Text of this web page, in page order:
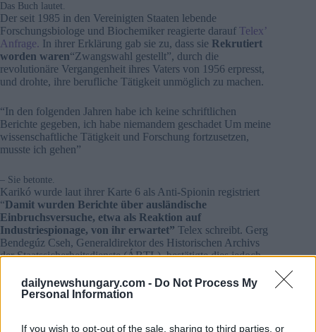
dailynewshungary.com - Do Not Process My
Personal Information
If you wish to opt-out of the sale, sharing to third parties, or
Das Buch lautet.
Der seit 1985 in den Vereinigten Staaten lebende
Forschungsbiologe und Biochemiker reagierte darauf Telex’
Anfrage. In ihrer Erklärung gab sie zu, dass sie Rekrutiert
worden waren“Zwangswahl gestellt”, durch die
revolutionäre Vergangenheit ihres Vaters von 1956 erpresst,
und drohte, ihre berufliche Tätigkeit unmöglich zu machen.
“In den folgenden Jahren habe ich keine schriftlichen
Berichte gegeben, ich habe niemandem geschadet Um meine
wissenschaftliche Tätigkeit und Forschung fortzusetzen,
musste ich gehen”
– Sie betonte.
Karikó wurde laut ihrer Karte 6 als Anti-Spionin registriert
“Damit wurden Berichte über ausländische
Einbruchsversuche, etwa als Reaktion auf
Industriespionage, von ihr erwartet” Telex schreibt. Gerg
Bendegúz Cseh, Generaldirektor des Historischen Archivs
der Staatssicherheitsdienste (ÁBTL), bestätigte dies jedoch
nichts darüber, was für eine Tätigkeit die Person
ausgeübt hat”.
Es gibt keinen Grund, das, was Katalin Karikó darüber